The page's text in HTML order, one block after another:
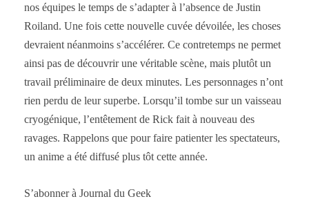
nos équipes le temps de s’adapter à l’absence de Justin
Roiland. Une fois cette nouvelle cuvée dévoilée, les choses
devraient néanmoins s’accélérer. Ce contretemps ne permet
ainsi pas de découvrir une véritable scène, mais plutôt un
travail préliminaire de deux minutes. Les personnages n’ont
rien perdu de leur superbe. Lorsqu’il tombe sur un vaisseau
cryogénique, l’entêtement de Rick fait à nouveau des
ravages. Rappelons que pour faire patienter les spectateurs,
un anime a été diffusé plus tôt cette année.
S’abonner à Journal du Geek